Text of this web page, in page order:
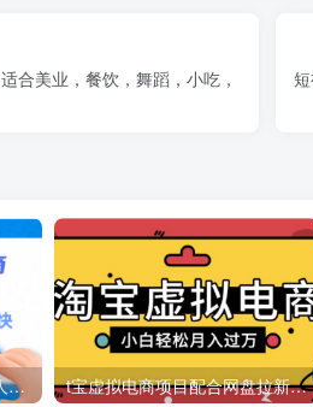
合美业，餐饮，舞蹈，小吃，
拼多多虚拟电商新玩法，单人可玩转10家店，零成本、成交快、转化快，号称单店单日可盈利300+ t宝虚拟电商项目配合网盘拉新玩法，号称新手小白轻松月入过万，外面收费1980的项目！